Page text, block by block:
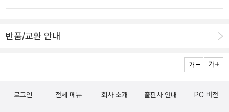
데, 왜 어떤 이들은 독서에서 그치고, 어떤 이들은 이를 행동을 옮기게
론을, 아니 단계별로 분류한 세세한 계획까지 제시하면서, 성공, 절박
가이드가 된다. 하지만, 그간 꾸준히 독서를 해온 사람이라면, 이를
활용하려면, 일단 '성공독서'라는 다소 거창하면서 세속적으로 느껴지
기예찬>보다 먼저 읽고 싶었던 책은 <독서 천재가 된 홍대리> 시리
은 이미 지금도 나 혼자 알아서 잘 읽고 있다고 살짝, 오만해져서 ㅋㅋ
이런 책은 별로 끌리지 않았는데;;; 알라딘 서점에 잠깐 들렀다가 e-
book 할인코너에서 <읽어야 산다> 라는.. 듣도 보도 못한 책 제목에
소리는 아직 안 봤고, 총통각하는 신선했는데 단편이라 밀렸다. 다음
독서천재 홍대리> 1권도 안 읽었는데 2권이 나왔다. 엄청나게 팔렸다
는 <꿈꾸는 다락방>도 안 읽었지만,아주 오래전에 신문에 나온 이지
성 선생님은 스크랩해놓았더라.머리를 길게 길러 튀는 초등선생님이
꾸는 다락방은 중고샵에 구입했는데도 안 읽었지만 독서천재 홍대리
반품/교환 안내
로그인 전체 메뉴 회사 소개 출판사 안내 PC 버전